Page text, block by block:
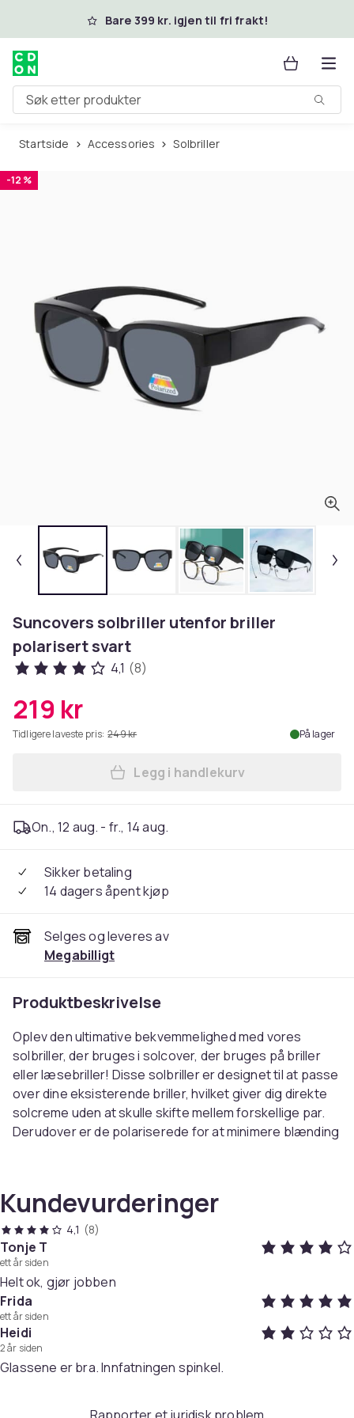
Hopp til hovedinnholdBare 399 kr. igjen til fri frakt!
Søk etter produkter
Startside Accessories Solbriller
-12 %
Suncovers solbriller utenfor briller
polarisert svart
4,1 (8)
219 kr
Tidligere laveste pris: 249 kr På lager
Legg Suncovers solbriller
Legg i handlekurv
On., 12 aug. - fr., 14 aug.
Sikker betaling
14 dagers åpent kjøp
Selges og leveres av
Megabilligt
Produktbeskrivelse
Oplev den ultimative bekvemmelighed med vores
solbriller, der bruges i solcover, der bruges på briller
eller læsebriller! Disse solbriller er designet til at passe
over dine eksisterende briller, hvilket giver dig direkte
solcreme uden at skulle skifte mellem forskellige par.
Derudover er de polariserede for at minimere blænding
dine eksisterende briller, hvilket gør dem til en jævn
opløsning til solcreme .
UV -beskyttelse: Brillerne giver 100% UV -beskyttelse
for at beskytte dine øjne mod skadelige solstråler.
Stilfuld sort design: Det klassiske sorte design passer
til alle tøj og lejligheder og giver en Professionelt og
elegant look.
Komfortabel og lys: De er lavet af materialer af høj
kvalitet, der er lette og holdbare, hvilket gør dem
behagelige at bære i længere perioder.
Kundevurderinger
4,1 (8)
Tonje T
ett år siden
Helt ok, gjør jobben
Frida
ett år siden
Heidi
2 år siden
Glassene er bra. Innfatningen spinkel.